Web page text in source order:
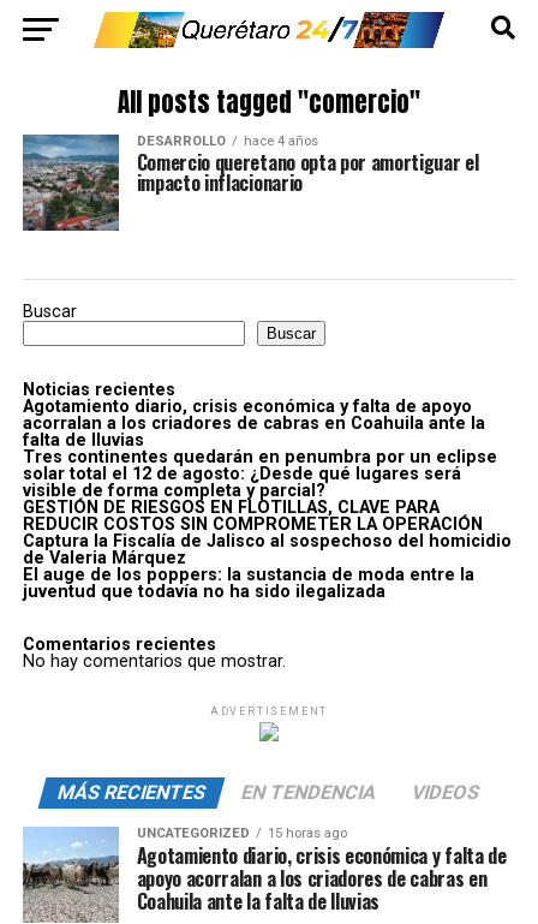
All posts tagged "comercio"
DESARROLLO hace 4 años
Comercio queretano opta por amortiguar el
impacto inflacionario
Buscar
Buscar
Noticias recientes
Agotamiento diario, crisis económica y falta de apoyo
acorralan a los criadores de cabras en Coahuila ante la
falta de lluvias
Tres continentes quedarán en penumbra por un eclipse
solar total el 12 de agosto: ¿Desde qué lugares será
visible de forma completa y parcial?
GESTIÓN DE RIESGOS EN FLOTILLAS, CLAVE PARA
REDUCIR COSTOS SIN COMPROMETER LA OPERACIÓN
Captura la Fiscalía de Jalisco al sospechoso del homicidio
de Valeria Márquez
El auge de los poppers: la sustancia de moda entre la
juventud que todavía no ha sido ilegalizada
Comentarios recientes
No hay comentarios que mostrar.
ADVERTISEMENT
MÁS RECIENTES EN TENDENCIA VIDEOS
UNCATEGORIZED 15 horas ago
Agotamiento diario, crisis económica y falta de
apoyo acorralan a los criadores de cabras en
Coahuila ante la falta de lluvias